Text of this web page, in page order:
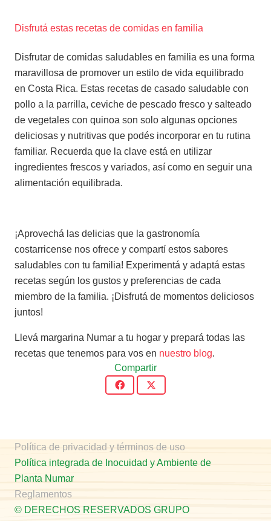
Disfrutá estas recetas de comidas en familia
Disfrutar de comidas saludables en familia es una forma
maravillosa de promover un estilo de vida equilibrado
en Costa Rica. Estas recetas de casado saludable con
pollo a la parrilla, ceviche de pescado fresco y salteado
de vegetales con quinoa son solo algunas opciones
deliciosas y nutritivas que podés incorporar en tu rutina
familiar. Recuerda que la clave está en utilizar
ingredientes frescos y variados, así como en seguir una
alimentación equilibrada.
¡Aprovechá las delicias que la gastronomía
costarricense nos ofrece y compartí estos sabores
saludables con tu familia! Experimentá y adaptá estas
recetas según los gustos y preferencias de cada
miembro de la familia. ¡Disfrutá de momentos deliciosos
juntos!
Llevá margarina Numar a tu hogar y prepará todas las
recetas que tenemos para vos en nuestro blog.
Compartir
Política de privacidad y términos de uso
Política integrada de Inocuidad y Ambiente de
Planta Numar
Reglamentos
© DERECHOS RESERVADOS GRUPO